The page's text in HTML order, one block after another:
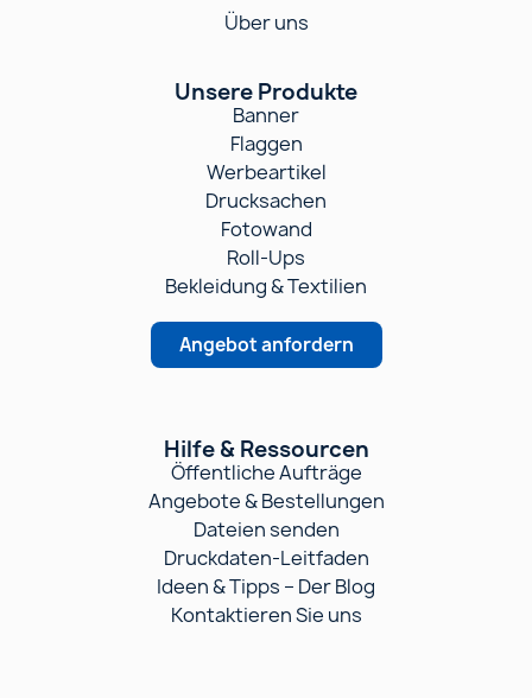
Über uns
Unsere Produkte
Banner
Flaggen
Werbeartikel
Drucksachen
Fotowand
Roll-Ups
Bekleidung & Textilien
Angebot anfordern
Hilfe & Ressourcen
Öffentliche Aufträge
Angebote & Bestellungen
Dateien senden
Druckdaten-Leitfaden
Ideen & Tipps – Der Blog
Kontaktieren Sie uns